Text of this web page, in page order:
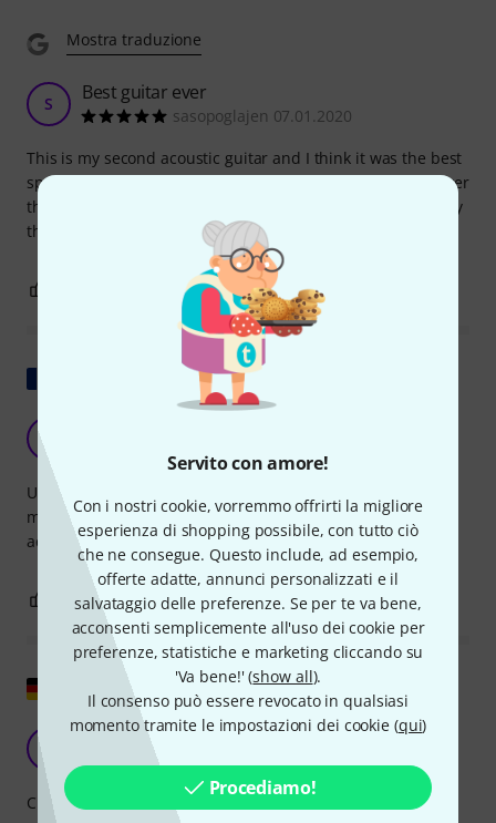
Servito con amore!
Con i nostri cookie, vorremmo offrirti la migliore
esperienza di shopping possibile, con tutto ciò
che ne consegue. Questo include, ad esempio,
offerte adatte, annunci personalizzati e il
salvataggio delle preferenze. Se per te va bene,
acconsenti semplicemente all'uso dei cookie per
preferenze, statistiche e marketing cliccando su
'Va bene!' (show all).
Il consenso può essere revocato in qualsiasi
momento tramite le impostazioni dei cookie (qui)
Procediamo!
Mostra traduzione
S Best guitar ever
sasopoglajen 07.01.2020
This is my second acoustic guitar and I think it was the best
spent of my money :) ... in this price range the quality is over
the top, great body (finish), neck and strings ... you can play
this guitar at home or on the stage like a pro ...
SEGNALA UN ABUSO
Mostra originale
Uno strumento molto bello, ben rifinito. Suono delizioso,
manico impeccabile. Leggero, non troppo grande, un
acquisto superbo. Ottimo rapporto qualità-prezzo.
1 SEGNALA UN ABUSO
Mostra originale
Chitarra a martello...!
Circa 15 anni fa, cercavo già una Takamine nella fascia di